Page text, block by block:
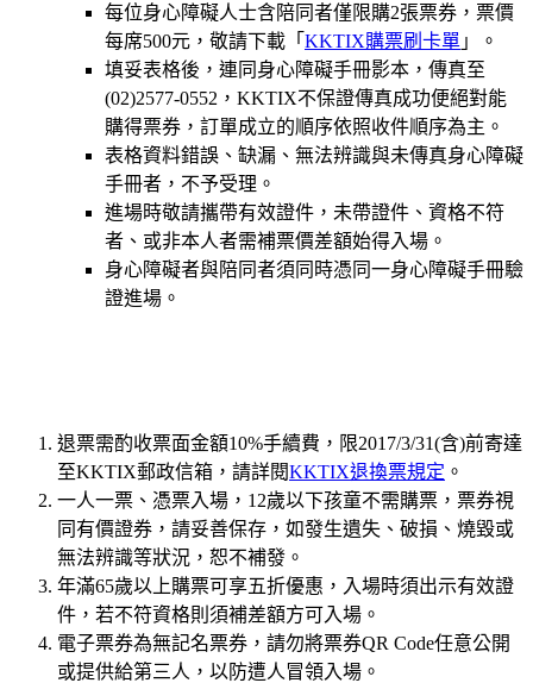
每位身心障礙人士含陪同者僅限購2張票券，票價
每席500元，敬請下載「 KKTIX購票刷卡單 」。
填妥表格後，連同身心障礙手冊影本，傳真至
(02)2577-0552，KKTIX不保證傳真成功便絕對能
購得票券，訂單成立的順序依照收件順序為主。
表格資料錯誤、缺漏、無法辨識與未傳真身心障礙
手冊者，不予受理。
進場時敬請攜帶有效證件，未帶證件、資格不符
者、或非本人者需補票價差額始得入場。
身心障礙者與陪同者須同時憑同一身心障礙手冊驗
證進場。
退票需酌收票面金額10%手續費，限2017/3/31(含)前寄達
至KKTIX郵政信箱，請詳閱KKTIX退換票規定 。
一人一票、憑票入場，12歲以下孩童不需購票，票券視
同有價證券，請妥善保存，如發生遺失、破損、燒毀或
無法辨識等狀況，恕不補發。
年滿65歲以上購票可享五折優惠，入場時須出示有效證
件，若不符資格則須補差額方可入場。
電子票券為無記名票券，請勿將票券QR Code任意公開
或提供給第三人，以防遭人冒領入場。